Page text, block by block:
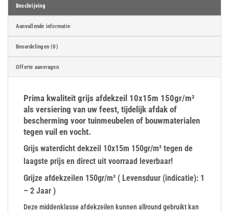
Beschrijving
Aanvullende informatie
Beoordelingen (0)
Offerte aanvragen
Prima kwaliteit grijs afdekzeil 10x15m 150gr/m²
als versiering van uw feest, tijdelijk afdak of
bescherming voor tuinmeubelen of bouwmaterialen
tegen vuil en vocht.
Grijs waterdicht dekzeil 10x15m 150gr/m² tegen de
laagste prijs en direct uit voorraad leverbaar!
Grijze afdekzeilen 150gr/m² ( Levensduur (indicatie): 1
– 2 Jaar )
Deze middenklasse afdekzeilen kunnen allround gebruikt kan